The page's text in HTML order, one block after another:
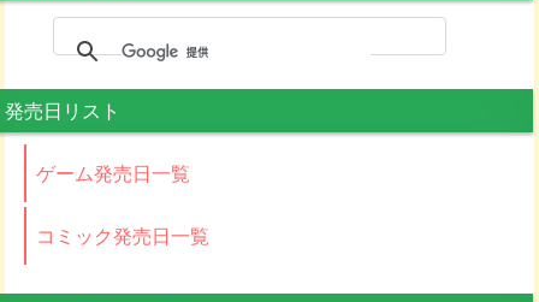
発売日リスト
ゲーム発売日一覧
コミック発売日一覧